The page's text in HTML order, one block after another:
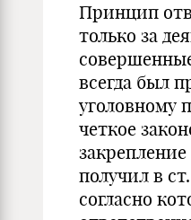
Принцип
только за
всегда был
уголовному
четкое
получил в
согласно